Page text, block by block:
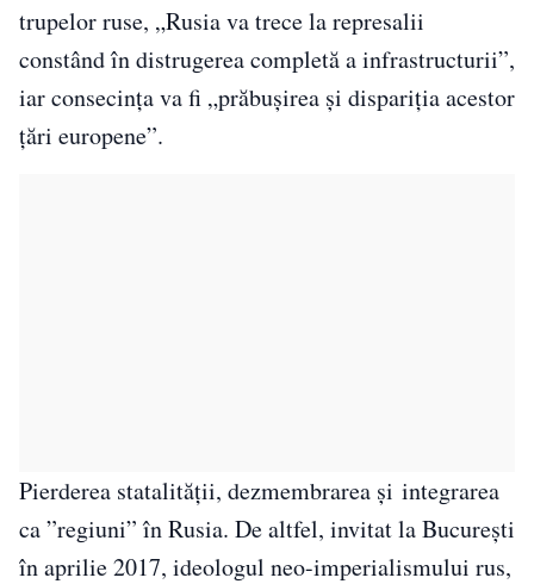
trupelor ruse, „Rusia va trece la represalii
constând în distrugerea completă a infrastructurii”,
iar consecința va fi „prăbușirea și dispariția acestor
țări europene”.
Pierderea statalității, dezmembrarea și integrarea
ca ”regiuni” în Rusia. De altfel, invitat la București
în aprilie 2017, ideologul neo-imperialismului rus,